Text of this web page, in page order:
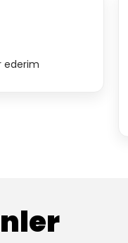
ederim